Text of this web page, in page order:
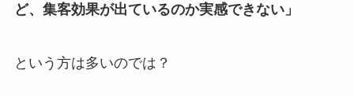
ど、集客効果が出ているのか実感できない」
という方は多いのでは？